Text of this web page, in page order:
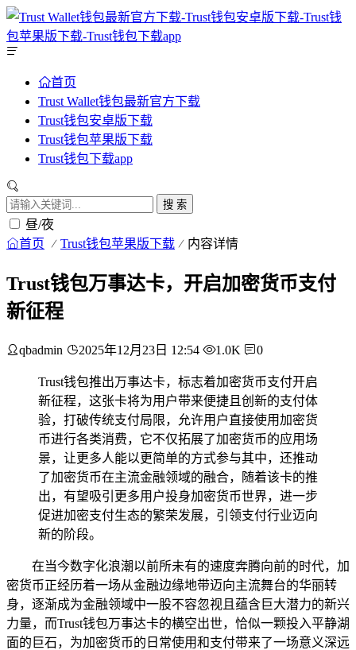
首页
Trust Wallet钱包最新官方下载
Trust钱包安卓版下载
Trust钱包苹果版下载
Trust钱包下载app
搜 索
昼/夜
首页 Trust钱包苹果版下载 内容详情
Trust钱包万事达卡，开启加密货币支付
新征程
qbadmin 2025年12月23日 12:54 1.0K 0
Trust钱包推出万事达卡，标志着加密货币支付开启
新征程，这张卡将为用户带来便捷且创新的支付体
验，打破传统支付局限，允许用户直接使用加密货
币进行各类消费，它不仅拓展了加密货币的应用场
景，让更多人能以更简单的方式参与其中，还推动
了加密货币在主流金融领域的融合，随着该卡的推
出，有望吸引更多用户投身加密货币世界，进一步
促进加密支付生态的繁荣发展，引领支付行业迈向
新的阶段。
在当今数字化浪潮以前所未有的速度奔腾向前的时代，加
密货币正经历着一场从金融边缘地带迈向主流舞台的华丽转
身，逐渐成为金融领域中一股不容忽视且蕴含巨大潜力的新兴
力量，而Trust钱包万事达卡的横空出世，恰似一颗投入平静湖
面的巨石，为加密货币的日常使用和支付带来了一场意义深远